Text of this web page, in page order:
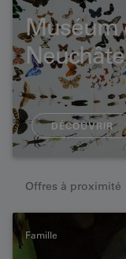
Muséum
DÉCOUVRIR
Offres à proximité
Famille